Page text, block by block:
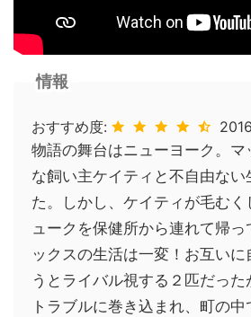
情報
おすすめ度:
物語の舞台はニューヨーク。マ
な飼い主ケイティと不自由ない
た。しかし、ケイティが毛む
ュークを保健所から連れて帰
ックスの生活は一変！お互いに
うとライバル視する２匹だっ
トラブルに巻き込まれ、町の